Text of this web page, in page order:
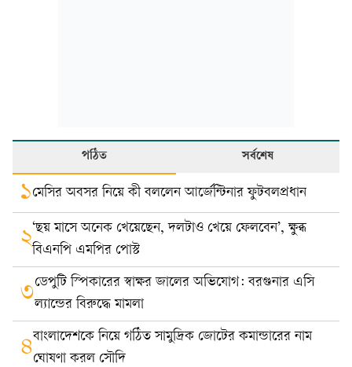
পঠিত সর্বশেষ
১মেসির অবসর নিয়ে কী বললেন আর্জেন্টিনার ফুটবলপ্রধান
২‘ছয় মাসে অনেক খেয়েছেন, দলটাও খেয়ে ফেলবেন’, ক্ষুব্ধ
বিএনপি এমপির পোস্ট
৩ডেপুটি স্পিকারের স্বাক্ষর জালের অভিযোগ: বরগুনার এসি
ল্যান্ডের বিরুদ্ধে মামলা
৪বাংলাদেশকে নিয়ে গঠিত সামুদ্রিক জোটের কমান্ডারের নাম
ঘোষণা করল সৌদি